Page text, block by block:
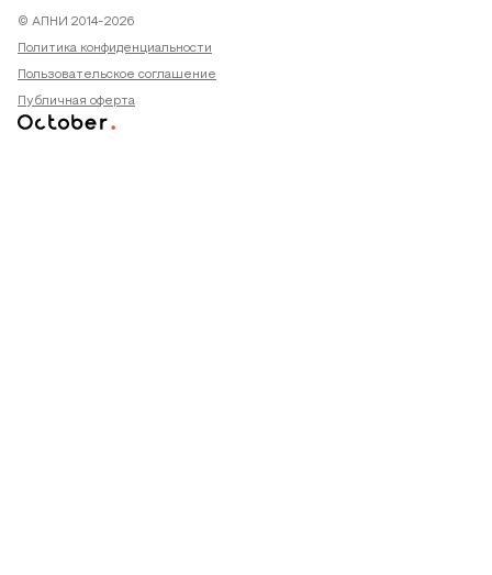
© АПНИ 2014-2026
Политика конфиденциальности
Пользовательское соглашение
Публичная оферта